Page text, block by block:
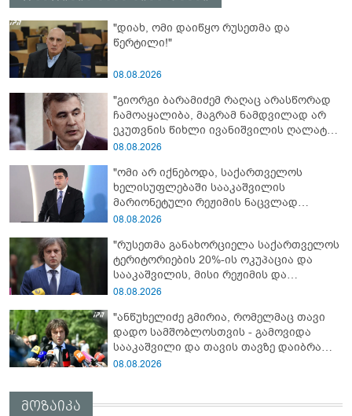
"დიახ, ომი დაიწყო რუსეთმა და
წერტილი!"
08.08.2026
"გიორგი ბარამიძემ რაღაც არასწორად
ჩამოაყალიბა, მაგრამ ნამდვილად არ
ეკუთვნის წიხლი ივანიშვილის ღალატზე
დაფუძნებული დიქტატურის
მსმენია ქართველების მიერ ტყვეების
დახვრეტაზე"
08.08.2026
"ომი არ იქნებოდა, საქართველოს
ხელისუფლებაში სააკაშვილის
მარიონეტული რეჟიმის ნაცვლად
„ქართული ოცნების“ მსგავსი
2008 წლის ომი თუ არ იქნებოდა, დიდი
ალბათობით, არც უკრაინის ომი
იქნებოდა"
08.08.2026
"რუსეთმა განახორციელა საქართველოს
ტერიტორიების 20%-ის ოკუპაცია და
სააკაშვილის, მისი რეჟიმის და
„ნაცმოძრაობის“ ღალატი ვერანაირად
დანაშაული ჩვენი სახელმწიფოს წინაშე"
08.08.2026
"ანწუხელიძე გმირია, რომელმაც თავი
დადო სამშობლოსთვის - გამოვიდა
სააკაშვილი და თავის თავზე დაიბრალა
ანწუხელიძის გმირობა, სამარცხვინო
ამგვარს სთხოვდნენ მას"
08.08.2026
მოზაიკა